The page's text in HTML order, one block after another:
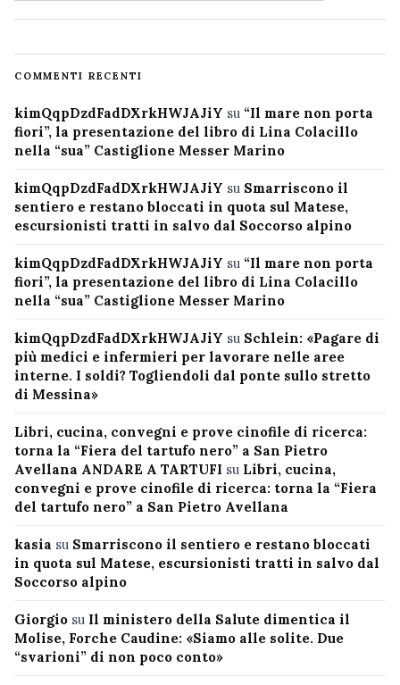
COMMENTI RECENTI
kimQqpDzdFadDXrkHWJAJiY su “Il mare non porta
fiori”, la presentazione del libro di Lina Colacillo
nella “sua” Castiglione Messer Marino
kimQqpDzdFadDXrkHWJAJiY su Smarriscono il
sentiero e restano bloccati in quota sul Matese,
escursionisti tratti in salvo dal Soccorso alpino
kimQqpDzdFadDXrkHWJAJiY su “Il mare non porta
fiori”, la presentazione del libro di Lina Colacillo
nella “sua” Castiglione Messer Marino
kimQqpDzdFadDXrkHWJAJiY su Schlein: «Pagare di
più medici e infermieri per lavorare nelle aree
interne. I soldi? Togliendoli dal ponte sullo stretto
di Messina»
Libri, cucina, convegni e prove cinofile di ricerca:
torna la “Fiera del tartufo nero” a San Pietro
Avellana ANDARE A TARTUFI su Libri, cucina,
convegni e prove cinofile di ricerca: torna la “Fiera
del tartufo nero” a San Pietro Avellana
kasia su Smarriscono il sentiero e restano bloccati
in quota sul Matese, escursionisti tratti in salvo dal
Soccorso alpino
Giorgio su Il ministero della Salute dimentica il
Molise, Forche Caudine: «Siamo alle solite. Due
“svarioni” di non poco conto»